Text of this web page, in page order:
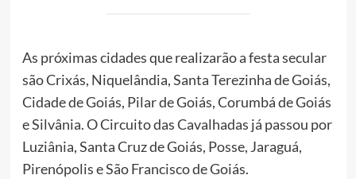
As próximas cidades que realizarão a festa secular
são Crixás, Niquelândia, Santa Terezinha de Goiás,
Cidade de Goiás, Pilar de Goiás, Corumbá de Goiás
e Silvânia. O Circuito das Cavalhadas já passou por
Luziânia, Santa Cruz de Goiás, Posse, Jaraguá,
Pirenópolis e São Francisco de Goiás.